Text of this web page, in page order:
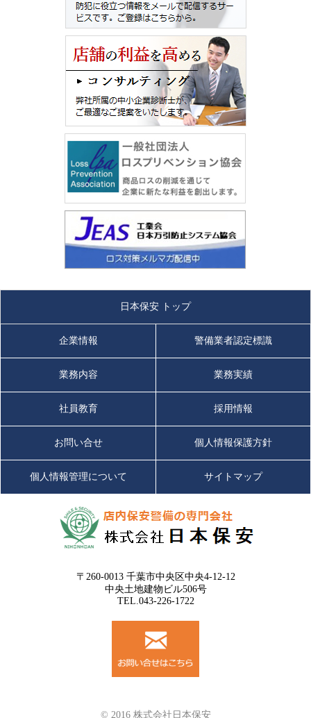
日本保安 トップ
企業情報 警備業者認定標識
業務内容 業務実績
社員教育 採用情報
お問い合せ 個人情報保護方針
個人情報管理について サイトマップ
〒260-0013 千葉市中央区中央4-12-12
中央土地建物ビル506号
TEL.043-226-1722
© 2016 株式会社日本保安